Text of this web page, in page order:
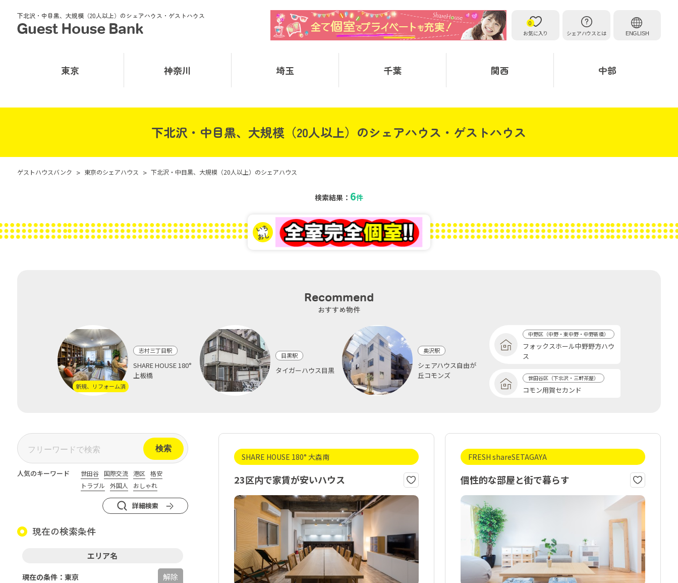
下北沢・中目黒、大規模（20人以上）のシェアハウス・ゲストハウス
お気に入り
0
シェアハウスとは
ENGLISH
東京 神奈川 埼玉 千葉 関西 中部
下北沢・中目黒、大規模（20人以上）のシェアハウス・ゲストハウス
ゲストハウスバンク > 東京のシェアハウス > 下北沢・中目黒、大規模（20人以上）のシェアハウス
検索結果： 6件
Recommend
おすすめ物件
新規、リフォーム済
志村三丁目駅
SHARE HOUSE 180°
上板橋
目黒駅
タイガーハウス目黒
奥沢駅
シェアハウス自由が
丘コモンズ
中野区（中野・東中野・中野新橋）
フォックスホール中野野方ハウ
ス
世田谷区（下北沢・三軒茶屋）
コモン用賀セカンド
人気のキーワード 世田谷 国際交流 港区
格安
トラブル
外国人 おしゃれ
詳細検索
現在の検索条件
エリア名
現在の条件：東京 解除
SHARE HOUSE 180° 大森南
23区内で家賃が安いハウス
FRESH shareSETAGAYA
個性的な部屋と街で暮らす